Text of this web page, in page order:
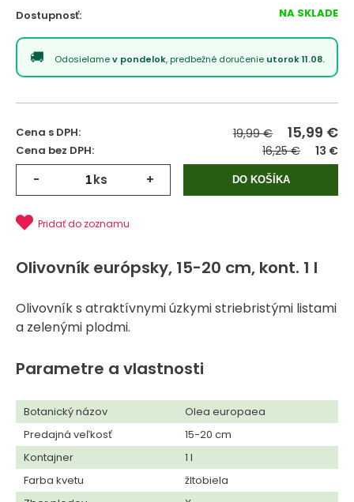
Dostupnosť:
NA SKLADE
Odosielamev pondelok, predbežné doručenie utorok 11.08.
Cena s DPH: 19,99 € 15,99 €
Cena bez DPH: 16,25 € 13 €
- ks + DO KOŠÍKA
Pridať do zoznamu
Olivovník európsky, 15-20 cm, kont. 1 l
Olivovník s atraktívnymi úzkymi striebristými listami
a zelenými plodmi.
Parametre a vlastnosti
Botanický názov
Olea europaea
Predajná veľkosť
15-20 cm
Kontajner
1 l
Farba kvetu
žltobiela